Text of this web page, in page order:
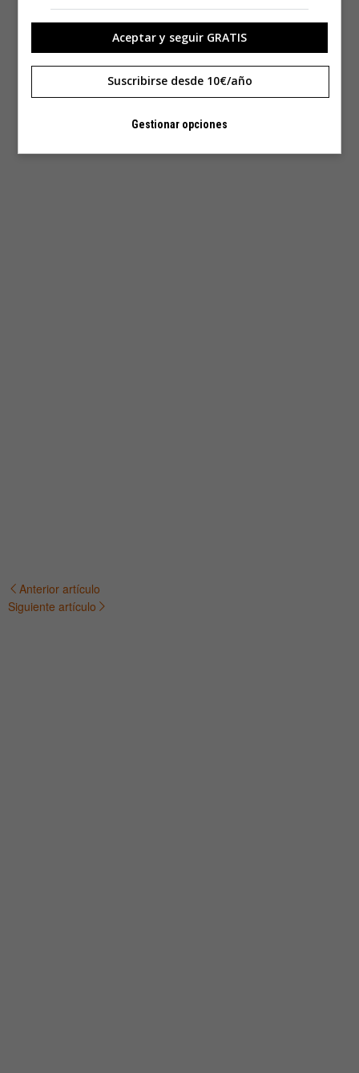
Navegación
Anterior artículo
Siguiente artículo
Aceptar y seguir GRATIS
Suscribirse desde 10€/año
Gestionar opciones